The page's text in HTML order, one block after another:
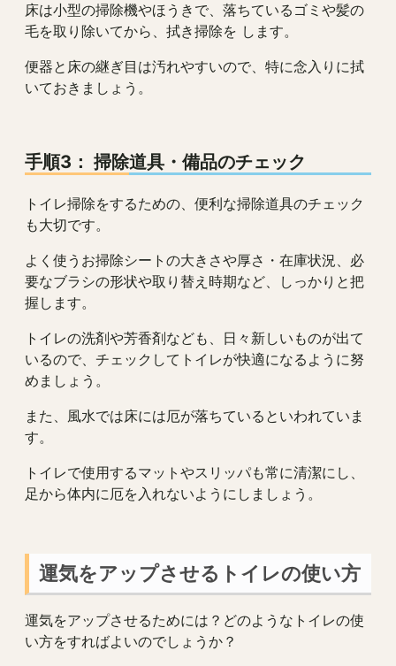
床は小型の掃除機やほうきで、落ちているゴミや髪の
毛を取り除いてから、拭き掃除を します。
便器と床の継ぎ目は汚れやすいので、特に念入りに拭
いておきましょう。
手順3： 掃除道具・備品のチェック
トイレ掃除をするための、便利な掃除道具のチェック
も大切です。
よく使うお掃除シートの大きさや厚さ・在庫状況、必
要なブラシの形状や取り替え時期など、しっかりと把
握します。
トイレの洗剤や芳香剤なども、日々新しいものが出て
いるので、チェックしてトイレが快適になるように努
めましょう。
また、風水では床には厄が落ちているといわれていま
す。
トイレで使用するマットやスリッパも常に清潔にし、
足から体内に厄を入れないようにしましょう。
運気をアップさせるトイレの使い方
運気をアップさせるためには？どのようなトイレの使
い方をすればよいのでしょうか？